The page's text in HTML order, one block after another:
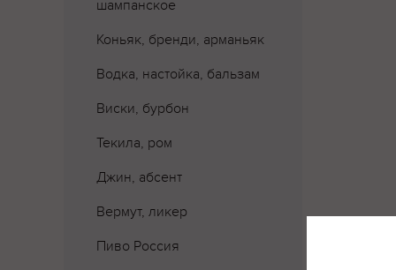
шампанское
Коньяк, бренди, арманьяк
Водка, настойка, бальзам
Виски, бурбон
Текила, ром
Джин, абсент
Вермут, ликер
Пиво Россия